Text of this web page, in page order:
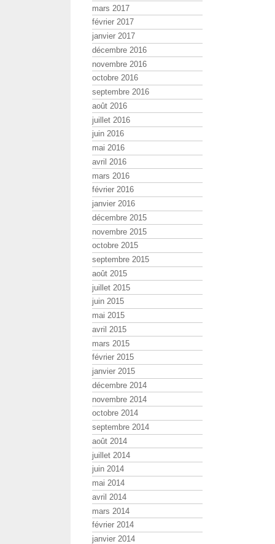
mars 2017
février 2017
janvier 2017
décembre 2016
novembre 2016
octobre 2016
septembre 2016
août 2016
juillet 2016
juin 2016
mai 2016
avril 2016
mars 2016
février 2016
janvier 2016
décembre 2015
novembre 2015
octobre 2015
septembre 2015
août 2015
juillet 2015
juin 2015
mai 2015
avril 2015
mars 2015
février 2015
janvier 2015
décembre 2014
novembre 2014
octobre 2014
septembre 2014
août 2014
juillet 2014
juin 2014
mai 2014
avril 2014
mars 2014
février 2014
janvier 2014